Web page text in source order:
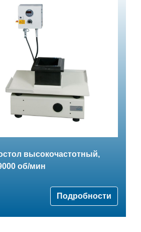
высокочастотный,
об/мин
Подробности